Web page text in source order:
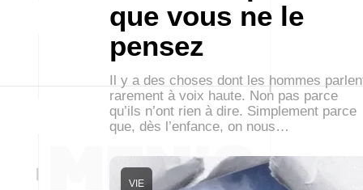
que vous ne le
pensez
Il y a des choses dont les hommes
rarement à voix haute. Non pas parce
qu’ils n’ont rien à dire. Simplement parce
que, dès l’enfance, on nous…
VIE